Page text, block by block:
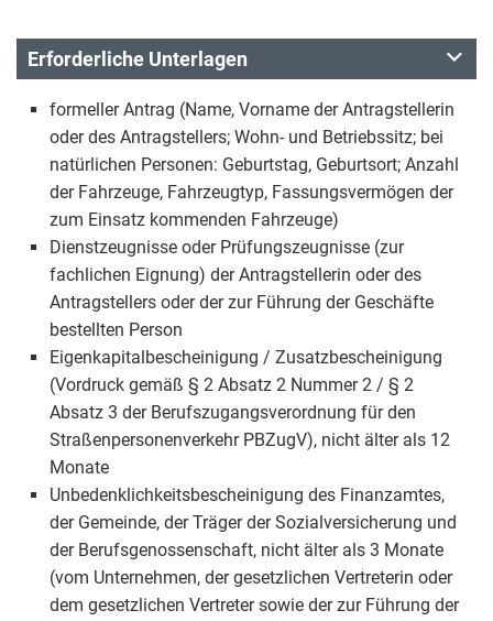
Erforderliche Unterlagen
formeller Antrag (Name, Vorname der Antragstellerin
oder des Antragstellers; Wohn- und Betriebssitz; bei
natürlichen Personen: Geburtstag, Geburtsort; Anzahl
der Fahrzeuge, Fahrzeugtyp, Fassungsvermögen der
zum Einsatz kommenden Fahrzeuge)
Dienstzeugnisse oder Prüfungszeugnisse (zur
fachlichen Eignung) der Antragstellerin oder des
Antragstellers oder der zur Führung der Geschäfte
bestellten Person
Eigenkapitalbescheinigung / Zusatzbescheinigung
(Vordruck gemäß § 2 Absatz 2 Nummer 2 / § 2
Absatz 3 der Berufszugangsverordnung für den
Straßenpersonenverkehr PBZugV), nicht älter als 12
Monate
Unbedenklichkeitsbescheinigung des Finanzamtes,
der Gemeinde, der Träger der Sozialversicherung und
der Berufsgenossenschaft, nicht älter als 3 Monate
(vom Unternehmen, der gesetzlichen Vertreterin oder
dem gesetzlichen Vertreter sowie der zur Führung der